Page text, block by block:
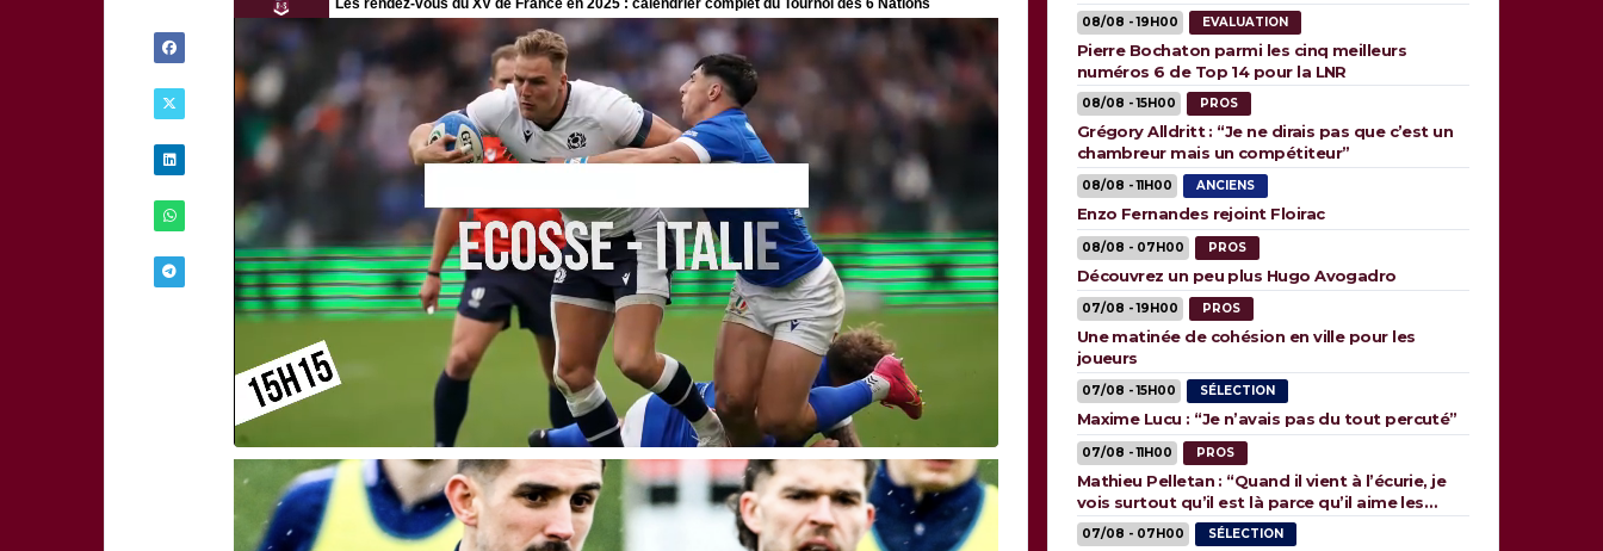
08/08 - 19H00 EVALUATION
Pierre Bochaton parmi les cinq meilleurs
numéros 6 de Top 14 pour la LNR
08/08 - 15H00 PROS
Grégory Alldritt : “Je ne dirais pas que c’est un
chambreur mais un compétiteur”
08/08 - 11H00 ANCIENS
Enzo Fernandes rejoint Floirac
08/08 - 07H00 PROS
Découvrez un peu plus Hugo Avogadro
07/08 - 19H00 PROS
Une matinée de cohésion en ville pour les
joueurs
07/08 - 15H00 SÉLECTION
Maxime Lucu : “Je n’avais pas du tout percuté”
07/08 - 11H00 PROS
Mathieu Pelletan : “Quand il vient à l’écurie, je
vois surtout qu’il est là parce qu’il aime les
animaux”
07/08 - 07H00 SÉLECTION